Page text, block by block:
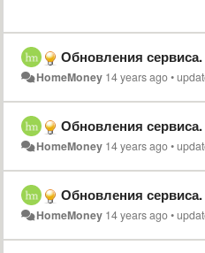
Обновления сервиса. Импорт из Альфа Банк Россия и Дельта Банк Украина, бесплатные
HomeMoney 14 years ago•
Обновления сервиса. Форма добавления транзакций, Универсальное
HomeMoney 14 years ago•
Обновления сервиса. Копирование и разделение операций.
HomeMoney 14 years ago•